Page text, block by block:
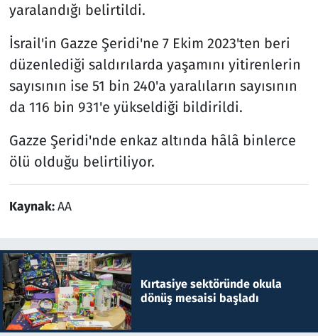
yaralandığı belirtildi.
İsrail'in Gazze Şeridi'ne 7 Ekim 2023'ten beri
düzenlediği saldırılarda yaşamını yitirenlerin
sayısının ise 51 bin 240'a yaralıların sayısının
da 116 bin 931'e yükseldiği bildirildi.
Gazze Şeridi'nde enkaz altında hâlâ binlerce
ölü olduğu belirtiliyor.
Kaynak:AA
Kırtasiye sektöründe okula
dönüş mesaisi başladı